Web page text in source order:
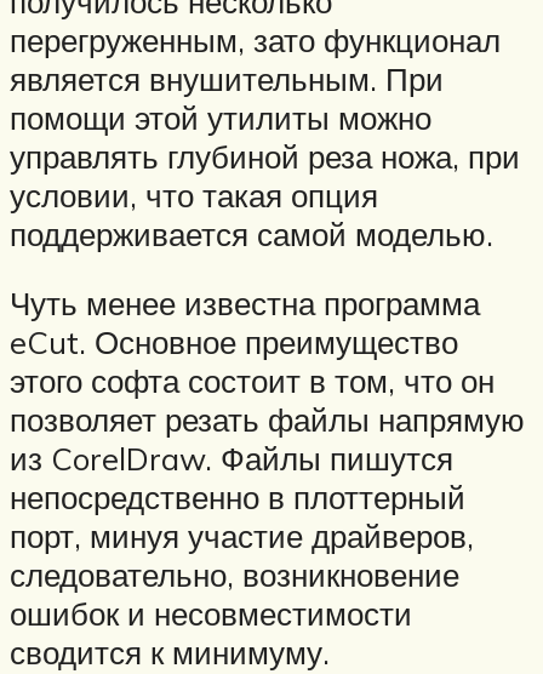
перегруженным, зато функционал
является внушительным. При
помощи этой утилиты можно
управлять глубиной реза ножа, при
условии, что такая опция
поддерживается самой моделью.
Чуть менее известна программа
eCut. Основное преимущество
этого софта состоит в том, что он
позволяет резать файлы напрямую
из CorelDraw. Файлы пишутся
непосредственно в плоттерный
порт, минуя участие драйверов,
следовательно, возникновение
ошибок и несовместимости
сводится к минимуму.